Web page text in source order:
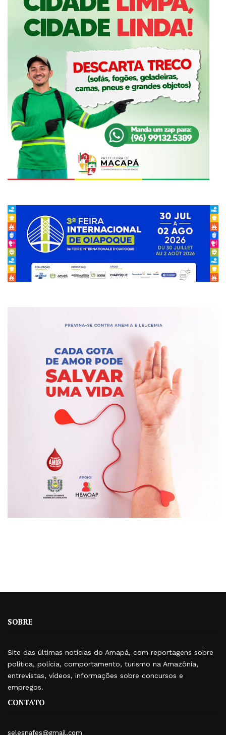
SOBRE
Site das últimas notícias do Amapá, com reportagens sobre
política, polícia, comportamento, turismo na Amazônia,
entrevistas, vídeos, informações sobre concursos e
empregos.
CONTATO
selesnafes@gmail.com